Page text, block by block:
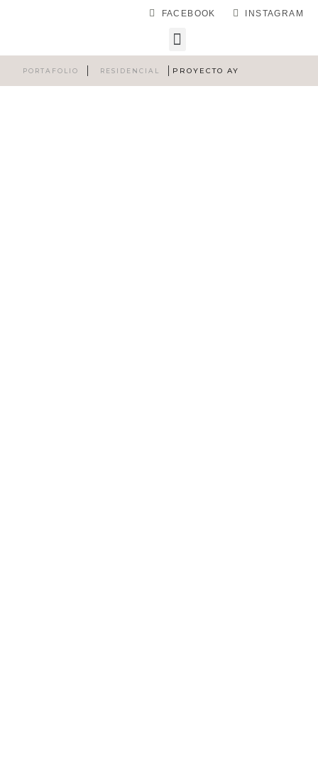
FACEBOOK INSTAGRAM
PORTAFOLIO RESIDENCIAL PROYECTO AY